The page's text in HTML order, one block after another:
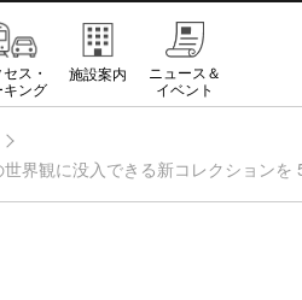
ス・
キング
施設案内
ニュース＆
イベント
界観に没入できる新コレクションを